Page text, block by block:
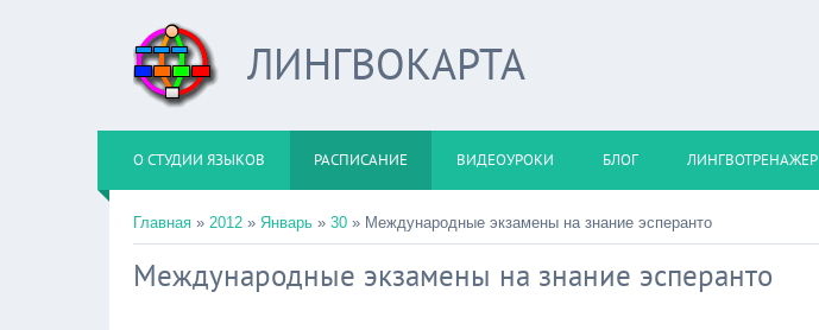
ЛИНГВОКАРТА
О СТУДИИ ЯЗЫКОВ РАСПИСАНИЕ ВИДЕОУРОКИ БЛОГ ЛИНГВОТРЕНАЖЕР
Главная » 2012 » Январь » 30 » Международные экзамены на знание эсперанто
Международные экзамены на знание эсперанто